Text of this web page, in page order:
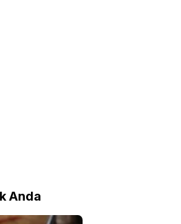
Anda